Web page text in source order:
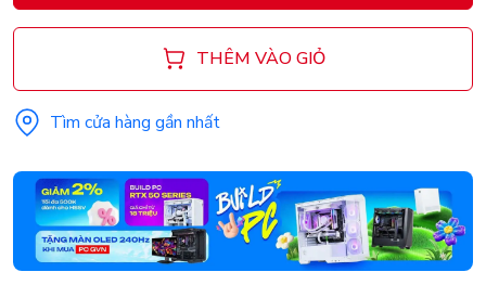
THÊM VÀO GIỎ
Tìm cửa hàng gần nhất